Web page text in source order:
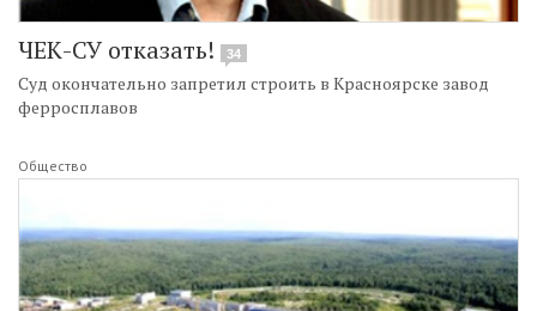
ЧЕК-СУ отказать! 34
Суд окончательно запретил строить в Красноярске завод
ферросплавов
Общество